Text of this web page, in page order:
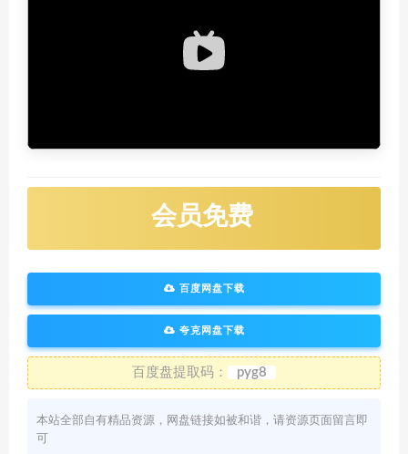
会员免费
百度网盘下载
夸克网盘下载
百度盘提取码： pyg8
本站全部自有精品资源，网盘链接如被和谐，请资源页面留言即
可